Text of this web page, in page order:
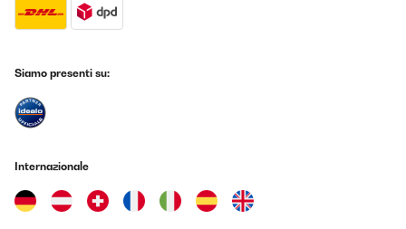
Siamo presenti su:
Internazionale